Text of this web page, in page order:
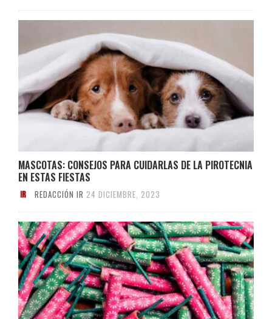
MASCOTAS: CONSEJOS PARA CUIDARLAS DE LA PIROTECNIA
EN ESTAS FIESTAS
REDACCIÓN IR 24 DICIEMBRE, 2023